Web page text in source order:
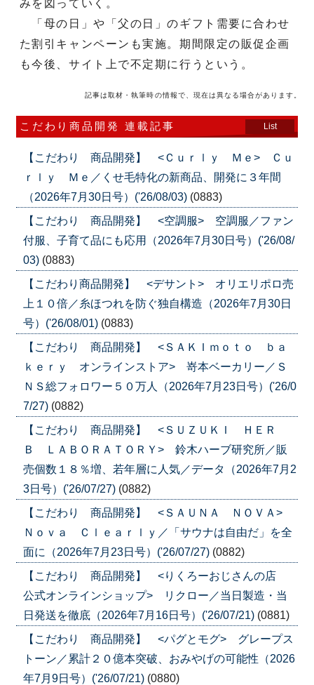
みを図っていく。
「母の日」や「父の日」のギフト需要に合わせ
た割引キャンペーンも実施。期間限定の販促企画
も今後、サイト上で不定期に行うという。
記事は取材・執筆時の情報で、現在は異なる場合があります。
こだわり商品開発 連載記事 List
【こだわり 商品開発】 <Ｃｕｒｌｙ Ｍｅ> Ｃｕ
ｒｌｙ Ｍｅ／くせ毛特化の新商品、開発に３年間
（2026年7月30日号）('26/08/03) (0883)
【こだわり 商品開発】 <空調服> 空調服／ファン
付服、子育て品にも応用（2026年7月30日号）('26/08/
03) (0883)
【こだわり商品開発】 <デサント> オリエリポロ売
上１０倍／糸ほつれを防ぐ独自構造（2026年7月30日
号）('26/08/01) (0883)
【こだわり 商品開発】 <ＳＡＫＩｍｏｔｏ ｂａ
ｋｅｒｙ オンラインストア> 嵜本ベーカリー／Ｓ
ＮＳ総フォロワー５０万人（2026年7月23日号）('26/0
7/27) (0882)
【こだわり 商品開発】 <ＳＵＺＵＫＩ ＨＥＲ
Ｂ ＬＡＢＯＲＡＴＯＲＹ> 鈴木ハーブ研究所／販
売個数１８％増、若年層に人気／データ（2026年7月2
3日号）('26/07/27) (0882)
【こだわり 商品開発】 <ＳＡＵＮＡ ＮＯＶＡ>
Ｎｏｖａ Ｃｌｅａｒｌｙ／「サウナは自由だ」を全
面に（2026年7月23日号）('26/07/27) (0882)
【こだわり 商品開発】 <りくろーおじさんの店
公式オンラインショップ> リクロー／当日製造・当
日発送を徹底（2026年7月16日号）('26/07/21) (0881)
【こだわり 商品開発】 <パグとモグ> グレープス
トーン／累計２０億本突破、おみやげの可能性（2026
年7月9日号）('26/07/21) (0880)